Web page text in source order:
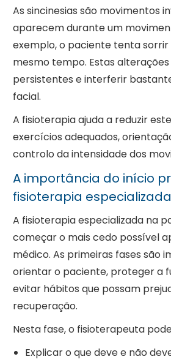
As sincinesias são movimentos
aparecem durante um
exemplo, o paciente tenta sorrir
mesmo tempo. Estas
persistentes e interferir
facial.
A fisioterapia ajuda a reduzir
exercícios adequados,
controlo da intensidade dos
A importância do início
fisioterapia especializada
A fisioterapia especializada na
começar o mais cedo possível
médico. As primeiras fases são
orientar o paciente, proteger a
evitar hábitos que possam
recuperação.
Nesta fase, o fisioterapeuta
Explicar o que deve e não